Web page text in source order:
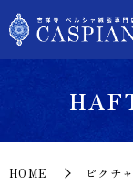
HOME ピクチ